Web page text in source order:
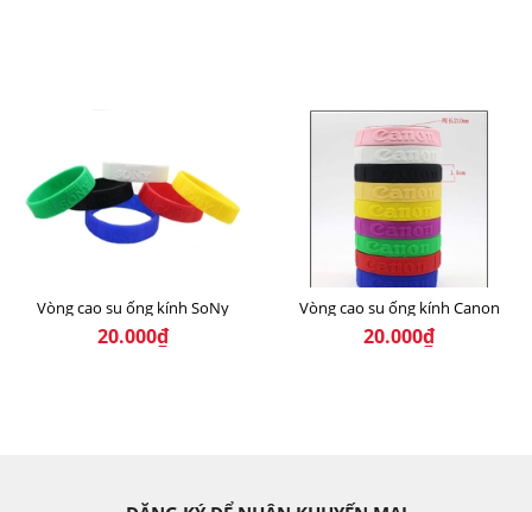
Vòng cao su ống kính SoNy
20.000₫
Vòng cao su ống kính Canon
20.000₫